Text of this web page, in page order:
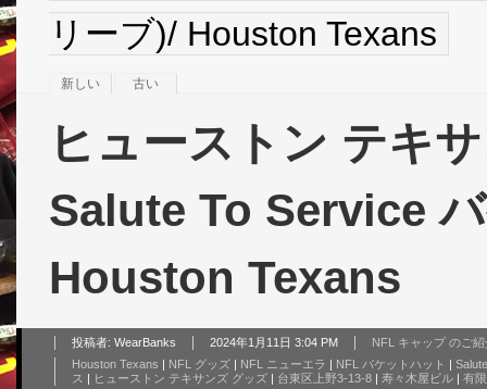
リーブ)/ Houston Texans
新しい 古い
ヒューストン テキ
Salute To Service
Houston Texans
投稿者: WearBanks 2024年1月11日 3:04 PM
NFL キャップ のご紹
Houston Texans | NFL グッズ | NFL ニューエラ | NFL バケットハット |
ス | ヒューストン テキサンズ グッズ | 台東区上野3-13-8 | 寿々木屋ビル | 有